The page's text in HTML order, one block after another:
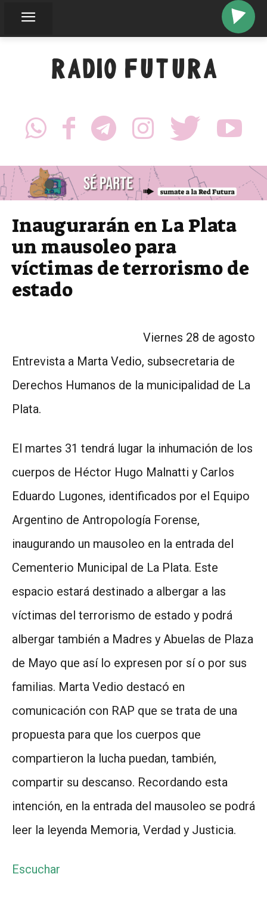
RADIO FUTURA
Inaugurarán en La Plata
un mausoleo para
víctimas de terrorismo de
estado
Viernes 28 de agosto
Entrevista a Marta Vedio, subsecretaria de
Derechos Humanos de la municipalidad de La
Plata.
El martes 31 tendrá lugar la inhumación de los
cuerpos de Héctor Hugo Malnatti y Carlos
Eduardo Lugones, identificados por el Equipo
Argentino de Antropología Forense,
inaugurando un mausoleo en la entrada del
Cementerio Municipal de La Plata. Este
espacio estará destinado a albergar a las
víctimas del terrorismo de estado y podrá
albergar también a Madres y Abuelas de Plaza
de Mayo que así lo expresen por sí o por sus
familias. Marta Vedio destacó en
comunicación con RAP que se trata de una
propuesta para que los cuerpos que
compartieron la lucha puedan, también,
compartir su descanso. Recordando esta
intención, en la entrada del mausoleo se podrá
leer la leyenda Memoria, Verdad y Justicia.
Escuchar